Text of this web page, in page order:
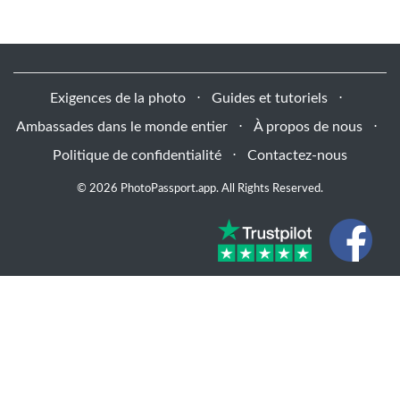
Exigences de la photo ⋅ Guides et tutoriels
⋅
Ambassades dans le monde entier
⋅ À propos de nous
⋅
Politique de confidentialité
⋅ Contactez-nous
© 2026 PhotoPassport.app. All Rights Reserved.